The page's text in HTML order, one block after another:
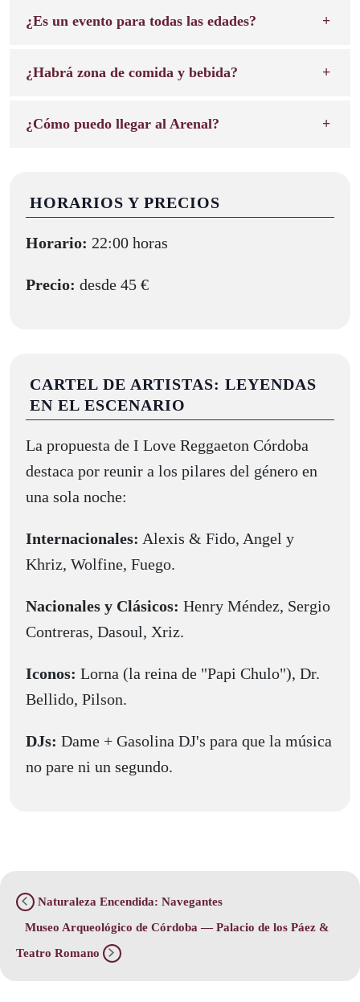
¿Es un evento para todas las edades?
¿Habrá zona de comida y bebida?
¿Cómo puedo llegar al Arenal?
HORARIOS Y PRECIOS
Horario: 22:00 horas
Precio: desde 45 €
CARTEL DE ARTISTAS: LEYENDAS
EN EL ESCENARIO
La propuesta de I Love Reggaeton Córdoba
destaca por reunir a los pilares del género en
una sola noche:
Internacionales: Alexis & Fido, Angel y
Khriz, Wolfine, Fuego.
Nacionales y Clásicos: Henry Méndez, Sergio
Contreras, Dasoul, Xriz.
Iconos: Lorna (la reina de "Papi Chulo"), Dr.
Bellido, Pilson.
DJs: Dame + Gasolina DJ's para que la música
no pare ni un segundo.
Naturaleza Encendida: Navegantes
Museo Arqueológico de Córdoba — Palacio de los Páez &
Teatro Romano